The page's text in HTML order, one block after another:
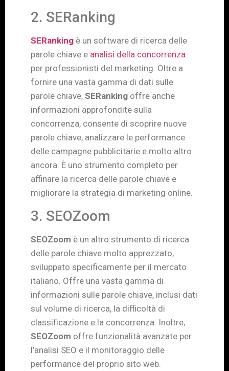
2. SERanking
SERanking è un software di ricerca delle
parole chiave e analisi della concorrenza
per professionisti del marketing. Oltre a
fornire una vasta gamma di dati sulle
parole chiave, SERanking offre anche
informazioni approfondite sulla
concorrenza, consente di scoprire nuove
parole chiave, analizzare le performance
delle campagne pubblicitarie e molto altro
ancora. È uno strumento completo per
affinare la ricerca delle parole chiave e
migliorare la strategia di marketing online.
3. SEOZoom
SEOZoom è un altro strumento di ricerca
delle parole chiave molto apprezzato,
sviluppato specificamente per il mercato
italiano. Offre una vasta gamma di
informazioni sulle parole chiave, inclusi dati
sul volume di ricerca, la difficoltà di
classificazione e la concorrenza. Inoltre,
SEOZoom offre funzionalità avanzate per
l’analisi SEO e il monitoraggio delle
performance del proprio sito web.